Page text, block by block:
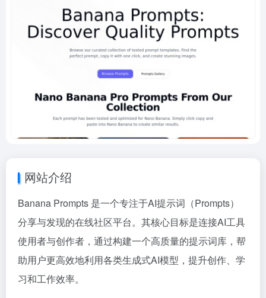
网站介绍
Banana Prompts 是一个专注于AI提示词（Prompts）
分享与发现的在线社区平台。其核心目标是连接AI工具
使用者与创作者，通过构建一个高质量的提示词库，帮
助用户更高效地利用各类生成式AI模型，提升创作、学
习和工作效率。